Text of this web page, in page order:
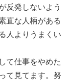
反発しないよう
直な人柄がある
人よりうまくい
て仕事をやめた
て見てます。努